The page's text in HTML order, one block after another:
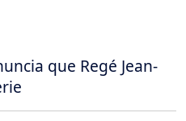
que Regé Jean-